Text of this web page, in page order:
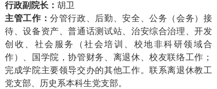
行政副院长： 胡卫
主管工作：分管行政、后勤、安全、公务（会务）接
待、设备资产、普通话测试站、治安综合治理、开发
创收、社会服务（社会培训、校地非科研领域合
作）、国学院，协管财务、离退休、校友联络工作；
完成学院主要领导交办的其他工作。联系离退休教工
党支部、历史系本科生党支部。